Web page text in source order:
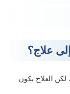
علاج؟
العلاج يكون